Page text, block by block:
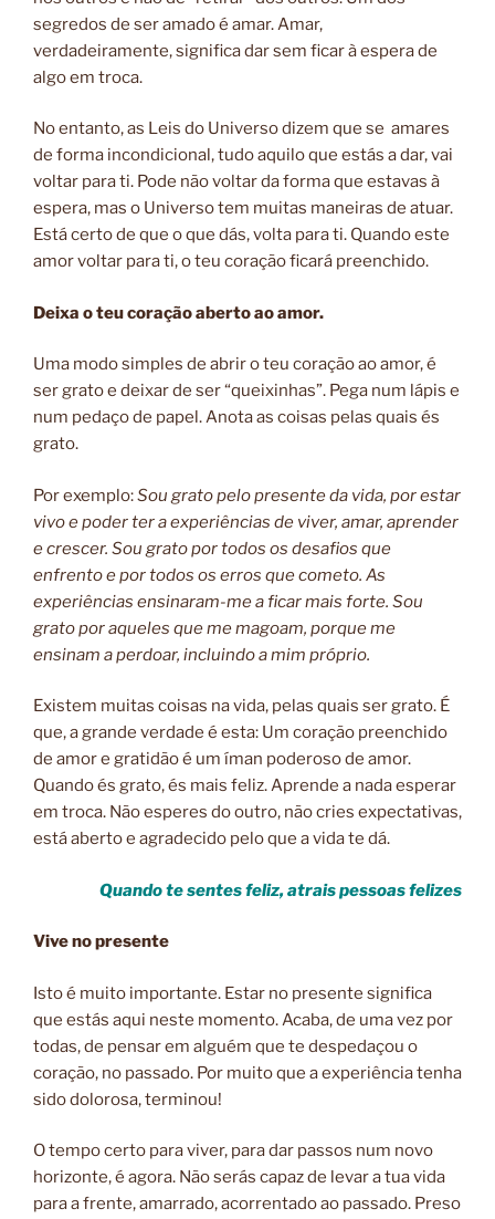
segredos de ser amado é amar. Amar,
verdadeiramente, significa dar sem ficar à espera de
algo em troca.
No entanto, as Leis do Universo dizem que se amares
de forma incondicional, tudo aquilo que estás a dar, vai
voltar para ti. Pode não voltar da forma que estavas à
espera, mas o Universo tem muitas maneiras de atuar.
Está certo de que o que dás, volta para ti. Quando este
amor voltar para ti, o teu coração ficará preenchido.
Deixa o teu coração aberto ao amor.
Uma modo simples de abrir o teu coração ao amor, é
ser grato e deixar de ser “queixinhas”. Pega num lápis e
num pedaço de papel. Anota as coisas pelas quais és
grato.
Por exemplo:Sou grato pelo presente da vida, por estar
vivo e poder ter a experiências de viver, amar, aprender
e crescer. Sou grato por todos os desafios que
enfrento e por todos os erros que cometo. As
experiências ensinaram-me a ficar mais forte. Sou
grato por aqueles que me magoam, porque me
ensinam a perdoar, incluindo a mim próprio.
Existem muitas coisas na vida, pelas quais ser grato. É
que, a grande verdade é esta: Um coração preenchido
de amor e gratidão é um íman poderoso de amor.
Quando és grato, és mais feliz. Aprende a nada esperar
em troca. Não esperes do outro, não cries expectativas,
está aberto e agradecido pelo que a vida te dá.
Quando te sentes feliz, atrais pessoas felizes
Vive no presente
Isto é muito importante. Estar no presente significa
que estás aqui neste momento. Acaba, de uma vez por
todas, de pensar em alguém que te despedaçou o
coração, no passado. Por muito que a experiência tenha
sido dolorosa, terminou!
O tempo certo para viver, para dar passos num novo
horizonte, é agora. Não serás capaz de levar a tua vida
para a frente, amarrado, acorrentado ao passado. Preso